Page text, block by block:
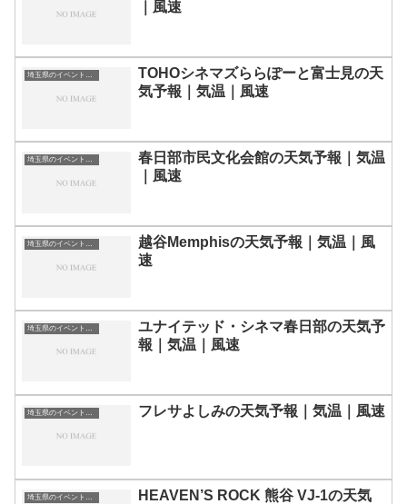
｜風速
埼玉県のイベント会場一覧
TOHOシネマズららぽーと富士見の天
気予報｜気温｜風速
埼玉県のイベント会場一覧
春日部市民文化会館の天気予報｜気温
｜風速
埼玉県のイベント会場一覧
越谷Memphisの天気予報｜気温｜風
速
埼玉県のイベント会場一覧
ユナイテッド・シネマ春日部の天気予
報｜気温｜風速
フレサよしみの天気予報｜気温｜風速
HEAVEN’S ROCK 熊谷 VJ-1の天気